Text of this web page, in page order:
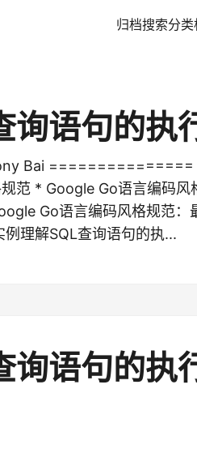
归档搜索分类
询语句的执
Bai ===============
范 * Google Go语言编码风
Go语言编码风格规范：
理解SQL查询语句的执...
语句的执